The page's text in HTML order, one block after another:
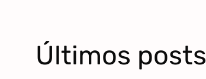
Últimos posts